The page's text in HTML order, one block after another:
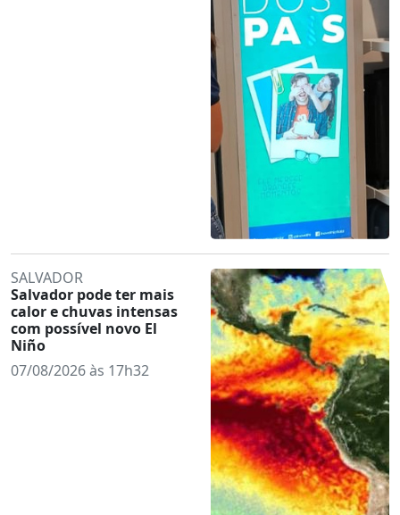
SALVADOR
Salvador pode ter mais
calor e chuvas intensas
com possível novo El
Niño
07/08/2026 às 17h32